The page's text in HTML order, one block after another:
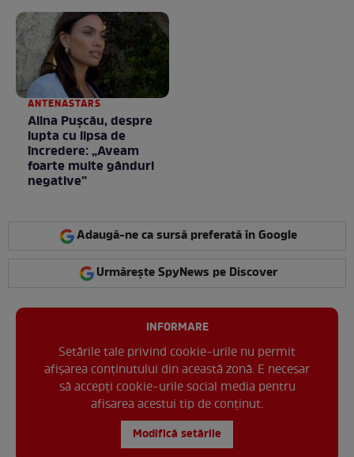
ANTENASTARS
Alina Pușcău, despre
lupta cu lipsa de
încredere: „Aveam
foarte multe gânduri
negative”
Adaugă-ne ca sursă preferată în Google
Urmărește SpyNews pe Discover
INFORMARE
Setările tale privind cookie-urile nu permit
afișarea conținutului din această zonă. E necesar
să accepți cookie-urile social media pentru
afisarea acestui tip de conținut.
Modifică setările